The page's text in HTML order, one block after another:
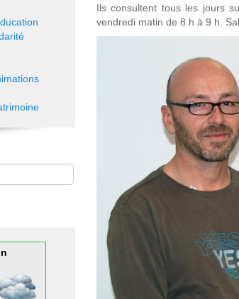
Ils consultent tous les jours
vendredi matin de 8 h à 9 h.